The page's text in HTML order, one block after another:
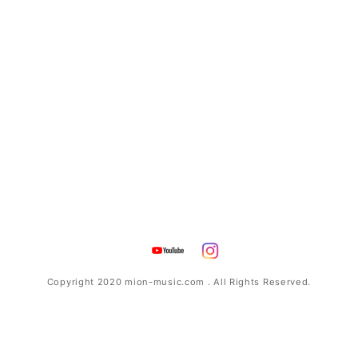
Copyright 2020 mion-music.com . All Rights Reserved.